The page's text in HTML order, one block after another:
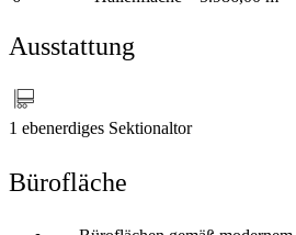
Ausstattung
1 ebenerdiges Sektionaltor
Bürofläche